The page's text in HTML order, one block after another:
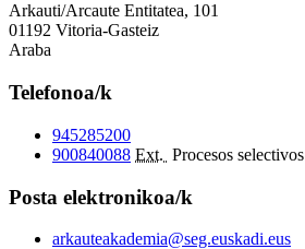
Arkauti/Arcaute Entitatea, 101
01192 Vitoria-Gasteiz
Araba
Telefonoa/k
945285200
900840088 Ext. Procesos selectivos
Posta elektronikoa/k
arkauteakademia@seg.euskadi.eus